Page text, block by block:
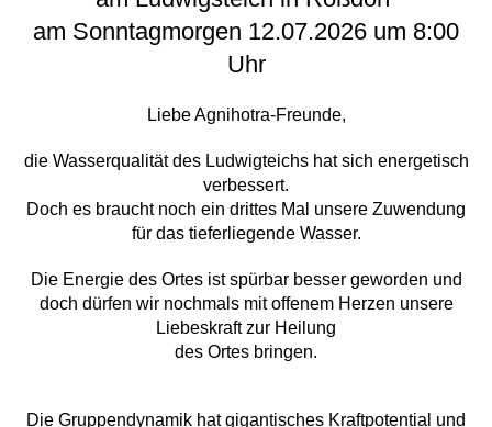
am Sonntagmorgen 12.07.2026 um 8:00
Uhr
Liebe Agnihotra-Freunde,
die Wasserqualität des Ludwigteichs hat sich energetisch
verbessert.
Doch es braucht noch ein drittes Mal unsere Zuwendung
für das tieferliegende Wasser.
Die Energie des Ortes ist spürbar besser geworden und
doch dürfen wir nochmals mit offenem Herzen unsere
Liebeskraft zur Heilung
des Ortes bringen.
Die Gruppendynamik hat gigantisches Kraftpotential und